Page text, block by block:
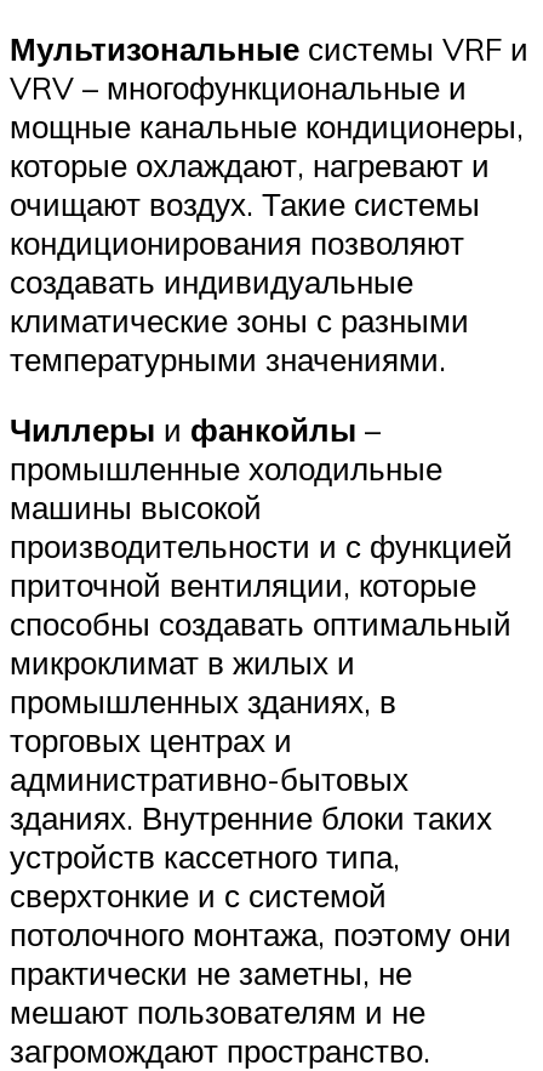
Мультизональные системы VRF и
VRV – многофункциональные и
мощные канальные кондиционеры,
которые охлаждают, нагревают и
очищают воздух. Такие системы
кондиционирования позволяют
создавать индивидуальные
климатические зоны с разными
температурными значениями.
Чиллеры и фанкойлы –
промышленные холодильные
машины высокой
производительности и с функцией
приточной вентиляции, которые
способны создавать оптимальный
микроклимат в жилых и
промышленных зданиях, в
торговых центрах и
административно-бытовых
зданиях. Внутренние блоки таких
устройств кассетного типа,
сверхтонкие и с системой
потолочного монтажа, поэтому они
практически не заметны, не
мешают пользователям и не
загромождают пространство.